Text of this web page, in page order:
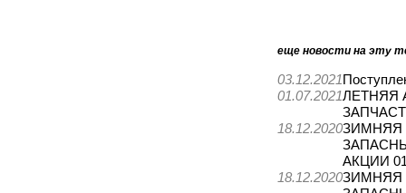
еще новости на эту
03.12.2021
01.07.2021ЛЕТНЯЯ
18.12.2020ЗИМНЯЯ
АКЦИИ
18.12.2020ЗИМНЯЯ